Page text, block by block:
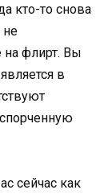
кто-то снова
не
на флирт. Вы
в
сейчас как